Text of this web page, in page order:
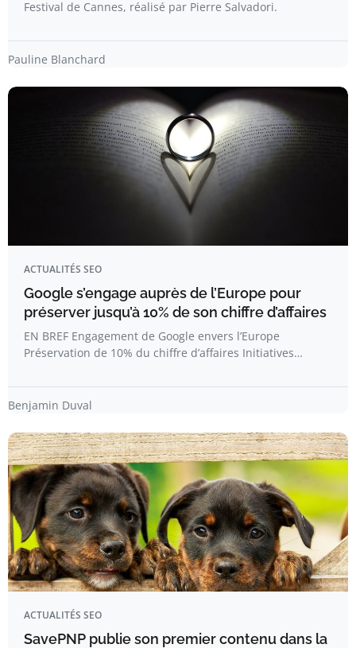
Festival de Cannes, réalisé par Pierre Salvadori.
Pauline Blanchard
ACTUALITÉS SEO
Google s’engage auprès de l’Europe pour
préserver jusqu’à 10% de son chiffre d’affaires
EN BREF Engagement de Google envers l’Europe
Préservation de 10% du chiffre d’affaires Initiatives…
Benjamin Duval
ACTUALITÉS SEO
SavePNP publie son premier contenu dans la